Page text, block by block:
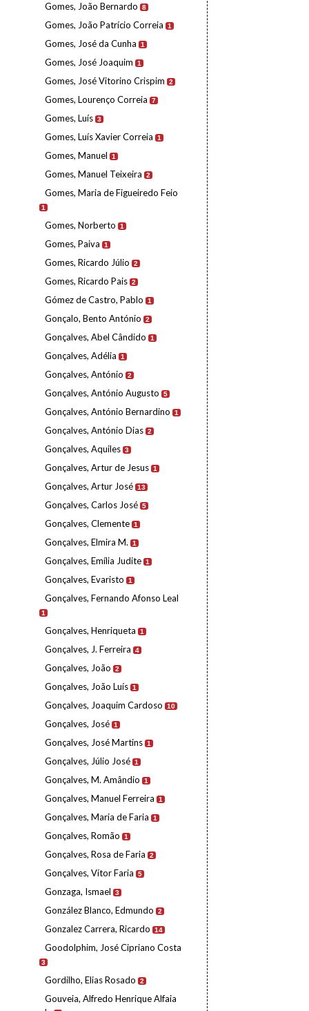
Gomes, João Bernardo 8
Gomes, João Patrício Correia 1
Gomes, José da Cunha 1
Gomes, José Joaquim 1
Gomes, José Vitorino Crispim 2
Gomes, Lourenço Correia 7
Gomes, Luís 3
Gomes, Luís Xavier Correia 1
Gomes, Manuel 1
Gomes, Manuel Teixeira 2
Gomes, Maria de Figueiredo Feio
1
Gomes, Norberto 1
Gomes, Paiva 1
Gomes, Ricardo Júlio 2
Gomes, Ricardo Pais 2
Gómez de Castro, Pablo 1
Gonçalo, Bento António 2
Gonçalves, Abel Cândido 1
Gonçalves, Adélia 1
Gonçalves, António 2
Gonçalves, António Augusto 5
Gonçalves, António Bernardino 1
Gonçalves, António Dias 2
Gonçalves, Aquiles 3
Gonçalves, Artur de Jesus 1
Gonçalves, Artur José 13
Gonçalves, Carlos José 5
Gonçalves, Clemente 1
Gonçalves, Elmira M. 1
Gonçalves, Emília Judite 1
Gonçalves, Evaristo 1
Gonçalves, Fernando Afonso Leal
1
Gonçalves, Henriqueta 1
Gonçalves, J. Ferreira 4
Gonçalves, João 2
Gonçalves, João Luís 1
Gonçalves, Joaquim Cardoso 10
Gonçalves, José 1
Gonçalves, José Martins 1
Gonçalves, Júlio José 1
Gonçalves, M. Amândio 1
Gonçalves, Manuel Ferreira 1
Gonçalves, Maria de Faria 1
Gonçalves, Romão 1
Gonçalves, Rosa de Faria 2
Gonçalves, Vítor Faria 5
Gonzaga, Ismael 3
González Blanco, Edmundo 2
Gonzalez Carrera, Ricardo 14
Goodolphim, José Cipriano Costa
3
Gordilho, Elias Rosado 2
Gouveia, Alfredo Henrique Alfaia